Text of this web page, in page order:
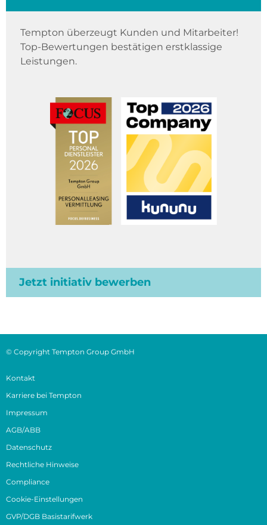
Tempton überzeugt Kunden und Mitarbeiter!
Top-Bewertungen bestätigen erstklassige
Leistungen.
Jetzt initiativ bewerben
© Copyright Tempton Group GmbH
Kontakt
Karriere bei Tempton
Impressum
AGB/ABB
Datenschutz
Rechtliche Hinweise
Compliance
Cookie-Einstellungen
GVP/DGB Basistarifwerk